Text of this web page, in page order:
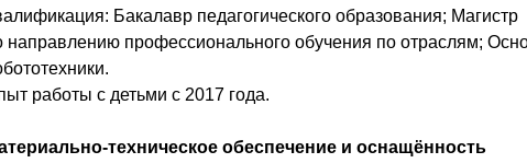
Бакалавр педагогического образования; Магистр
направлению профессионального обучения по отраслям;
работы с детьми с 2017 года.
техническое обеспечение и оснащённость